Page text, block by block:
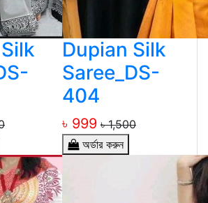
Dupian Silk
Saree_DS-
404
৳ 999 ৳ 1,500
অর্ডার করুন